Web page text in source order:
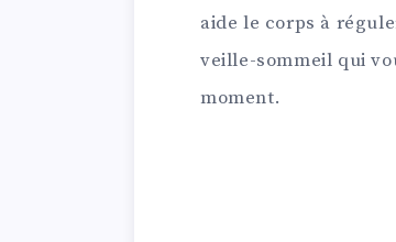
aide le corps à
veille-sommeil qui
moment.